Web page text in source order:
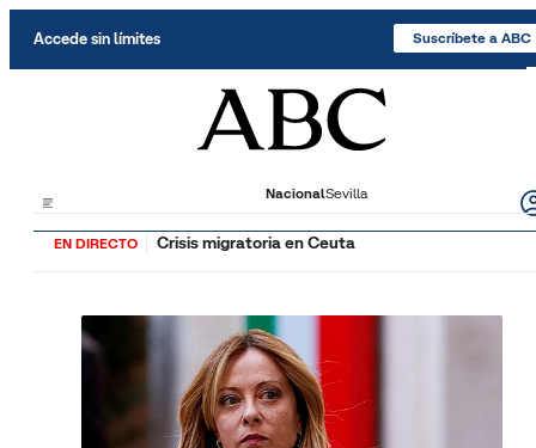
Accede sin límites Suscríbete a ABC
NacionalSevilla
EN DIRECTO Crisis migratoria en Ceuta